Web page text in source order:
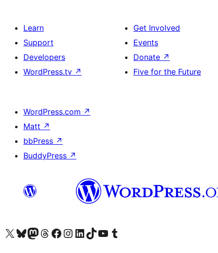
Learn
Support
Developers
WordPress.tv ↗
Get Involved
Events
Donate ↗
Five for the Future
WordPress.com ↗
Matt ↗
bbPress ↗
BuddyPress ↗
Visit our X (formerly Twitter) account
Visit our Bluesky account
Visit our Mastodon account
Visit our Threads account
Visit our Facebook page
Visit our Instagram account
Visit our LinkedIn account
Visit our TikTok account
Visit our YouTube channel
Visit our Tumblr account